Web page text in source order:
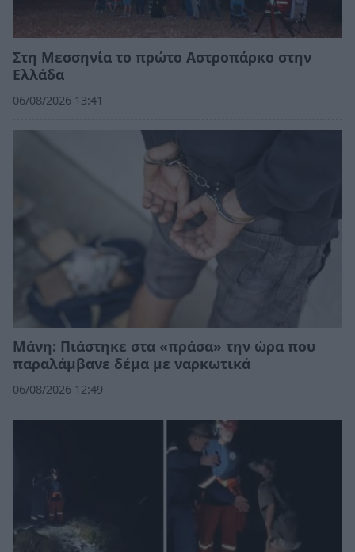
Στη Μεσσηνία το πρώτο Αστροπάρκο στην
Ελλάδα
06/08/2026 13:41
Μάνη: Πιάστηκε στα «πράσα» την ώρα που
παραλάμβανε δέμα με ναρκωτικά
06/08/2026 12:49